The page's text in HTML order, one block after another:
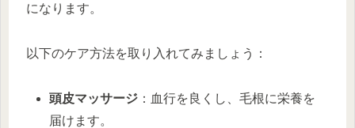
になります。
以下のケア方法を取り入れてみましょう：
頭皮マッサージ ：血行を良くし、毛根に栄養を
届けます。